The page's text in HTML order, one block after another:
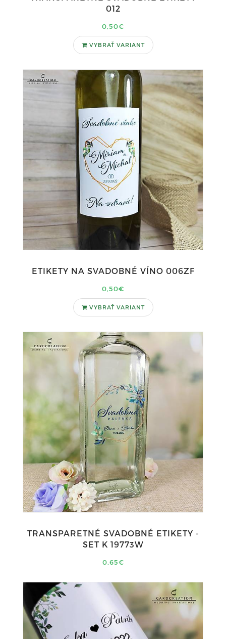
012
0,50€
VYBRAŤ VARIANT
ETIKETY NA SVADOBNÉ VÍNO 006ZF
0,50€
VYBRAŤ VARIANT
TRANSPARETNÉ SVADOBNÉ ETIKETY -
SET K 19773W
0,65€